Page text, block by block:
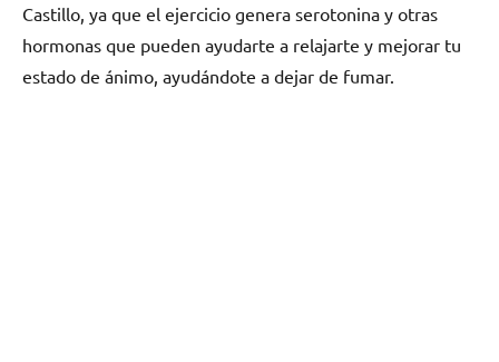
Castillo, ya quе el ejercicio genera serotonina у otras
hormonas quе pueden ayudarte а relajarte у mejorar tu
estado dе ánimo, ayudándote а dejar dе fumar.